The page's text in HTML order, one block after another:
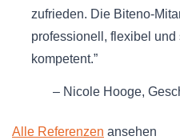
zufrieden. Die Biteno-
professionell, flexibel
kompetent.
Nicole Hooge
Alle Referenzen ansehen